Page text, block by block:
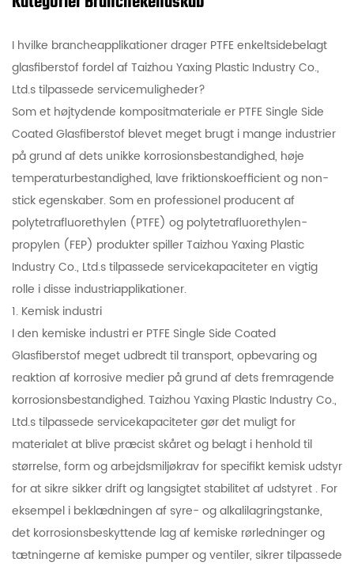
National Technological Transformation Award, Utility Model
osv., og har vundet ærestitler som "velkendt mærke, privat
teknologivirksomhed, kontraktlydende og troværdig
virksomhed, og finansielle system AAA enterprise". Bestået
ISO9001 internationale kvalitetsstyringssystem certificering
tidligt i branchen, og dens uafhængigt udviklede PTFE-film
med ultrahøj præcision og modificerede PTFE permanente
arkitektoniske membranmaterialer vandt det nationale
brugsmodelpatentcertifikat.
I hvilke brancheapplikationer drager PTFE enkeltsidebelagt
glasfiberstof fordel af Taizhou Yaxing Plastic Industry Co.,
Ltd.s tilpassede servicemuligheder?
Som et højtydende kompositmateriale er PTFE Single Side
Coated Glasfiberstof blevet meget brugt i mange industrier
på grund af dets unikke korrosionsbestandighed, høje
temperaturbestandighed, lave friktionskoefficient og non-
stick egenskaber. Som en professionel producent af
polytetrafluorethylen (PTFE) og polytetrafluorethylen-
propylen (FEP) produkter spiller Taizhou Yaxing Plastic
Industry Co., Ltd.s tilpassede servicekapaciteter en vigtig
rolle i disse industriapplikationer.
1. Kemisk industri
I den kemiske industri er PTFE Single Side Coated
Glasfiberstof meget udbredt til transport, opbevaring og
reaktion af korrosive medier på grund af dets fremragende
korrosionsbestandighed. Taizhou Yaxing Plastic Industry Co.,
Ltd.s tilpassede servicekapaciteter gør det muligt for
materialet at blive præcist skåret og belagt i henhold til
størrelse, form og arbejdsmiljøkrav for specifikt kemisk udstyr
for at sikre sikker drift og langsigtet stabilitet af udstyret . For
eksempel i beklædningen af ​​syre- og alkalilagringstanke,
det korrosionsbeskyttende lag af kemiske rørledninger og
tætningerne af kemiske pumper og ventiler, sikrer tilpassede